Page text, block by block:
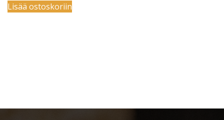
Lisää ostoskoriin